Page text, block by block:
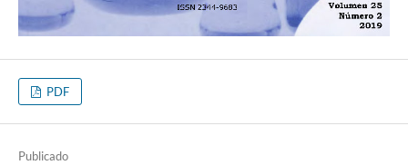
PDF
Publicado